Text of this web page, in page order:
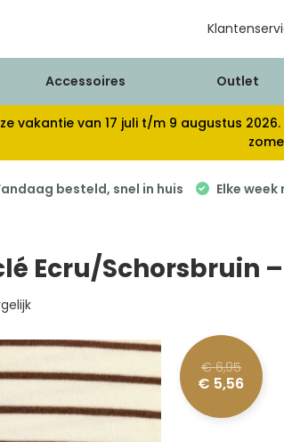
Accessoires Outlet
vakantie van 17 juli t/m 9 augustus
besteld, snel in huis Elke
Ecru/Schorsbruin
€ 6,95
€ 5,56